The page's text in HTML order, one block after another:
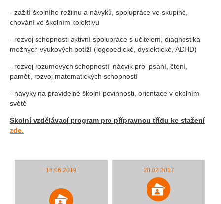
- zažití školního režimu a návyků, spolupráce ve skupině,
chování ve školním kolektivu
- rozvoj schopnosti aktivní spolupráce s učitelem, diagnostika
možných výukových potíží (logopedické, dyslektické, ADHD)
- rozvoj rozumových schopností, nácvik pro psaní, čtení,
paměť, rozvoj matematických schopností
- návyky na pravidelné školní povinnosti, orientace v okolním
světě
Školní vzdělávací program pro přípravnou třídu ke stažení
zde.
18.06.2019 20.02.2017